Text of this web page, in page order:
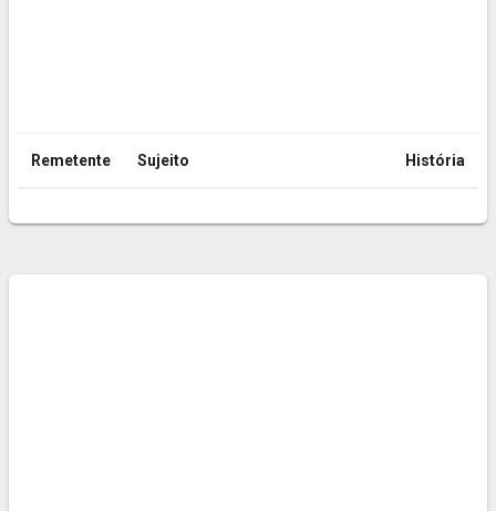
Remetente Sujeito História